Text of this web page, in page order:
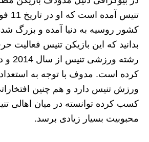
کشور روسیه به دنیا آمده و بزرگ
بدانید که این بازیکن تنیس فعالیت
کرده است. مدوف با توجه به
ورزش تنیس دارد و هم چنین
کسب کرده توانسته در میان اهالی
محبوبیت بسیار زیادی برسد.